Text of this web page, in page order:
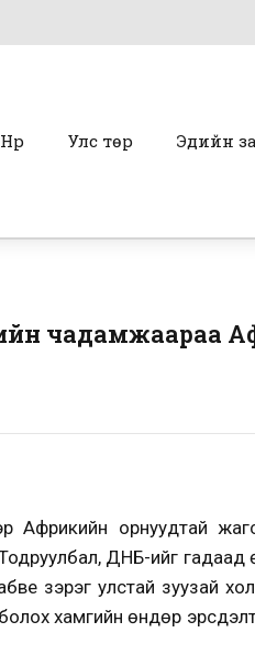
Нүүр Улс төр Эдийн
чадамжаараа
орнуудтай
ДНБ-ийг гадаад
зэрэг улстай зуузай
хамгийн өндөр